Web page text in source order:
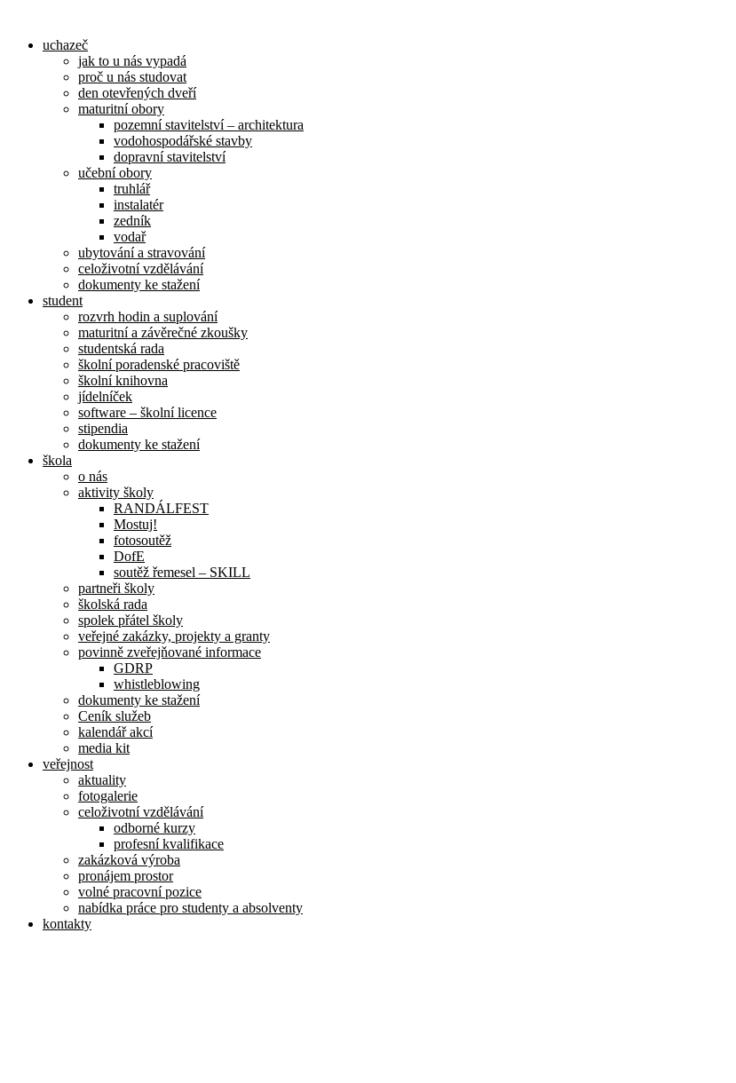
obsahuuchazeč
jak to u nás vypadá
proč u nás studovat
den otevřených dveří
maturitní obory
pozemní stavitelství – architektura
vodohospodářské stavby
dopravní stavitelství
učební obory
truhlář
instalatér
zedník
vodař
ubytování a stravování
celoživotní vzdělávání
dokumenty ke stažení
student
rozvrh hodin a suplování
maturitní a závěrečné zkoušky
studentská rada
školní poradenské pracoviště
školní knihovna
jídelníček
software – školní licence
stipendia
dokumenty ke stažení
škola
o nás
aktivity školy
RANDÁLFEST
Mostuj!
fotosoutěž
DofE
soutěž řemesel – SKILL
partneři školy
školská rada
spolek přátel školy
veřejné zakázky, projekty a granty
povinně zveřejňované informace
GDRP
whistleblowing
dokumenty ke stažení
Ceník služeb
kalendář akcí
media kit
veřejnost
aktuality
fotogalerie
celoživotní vzdělávání
odborné kurzy
profesní kvalifikace
zakázková výroba
pronájem prostor
volné pracovní pozice
nabídka práce pro studenty a absolventy
kontakty